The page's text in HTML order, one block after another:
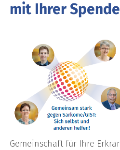
mit Ihrer
Gemeinschaft für Ihre